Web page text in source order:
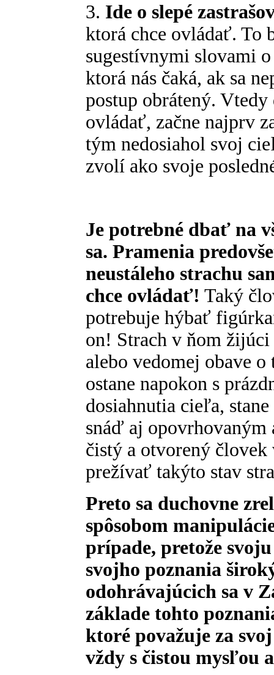
3. Ide o slepé
ktorá chce ovládať. To
sugestívnymi slovami
ktorá nás čaká, ak sa
postup obrátený.
ovládať, začne najprv
tým nedosiahol svoj
zvolí ako svoje
Je potrebné dbať na
sa. Pramenia
neustáleho strachu
chce ovládať! Taký
potrebuje hýbať
on! Strach v ňom
alebo vedomej obave
ostane napokon s
dosiahnutia cieľa,
snáď aj opovrhovaným
čistý a otvorený
prežívať takýto stav
Preto sa duchovne
spôsobom
prípade, pretože
svojho poznania
odohrávajúcich sa v
základe tohto
ktoré považuje za
vždy s čistou mysľou